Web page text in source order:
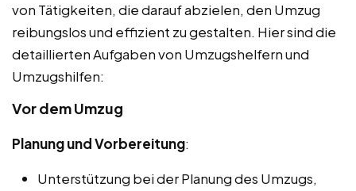
von Tätigkeiten, die darauf abzielen, den Umzug
reibungslos und effizient zu gestalten. Hier sind die
detaillierten Aufgaben von Umzugshelfern und
Umzugshilfen:
Vor dem Umzug
Planung und Vorbereitung:
Unterstützung bei der Planung des Umzugs,